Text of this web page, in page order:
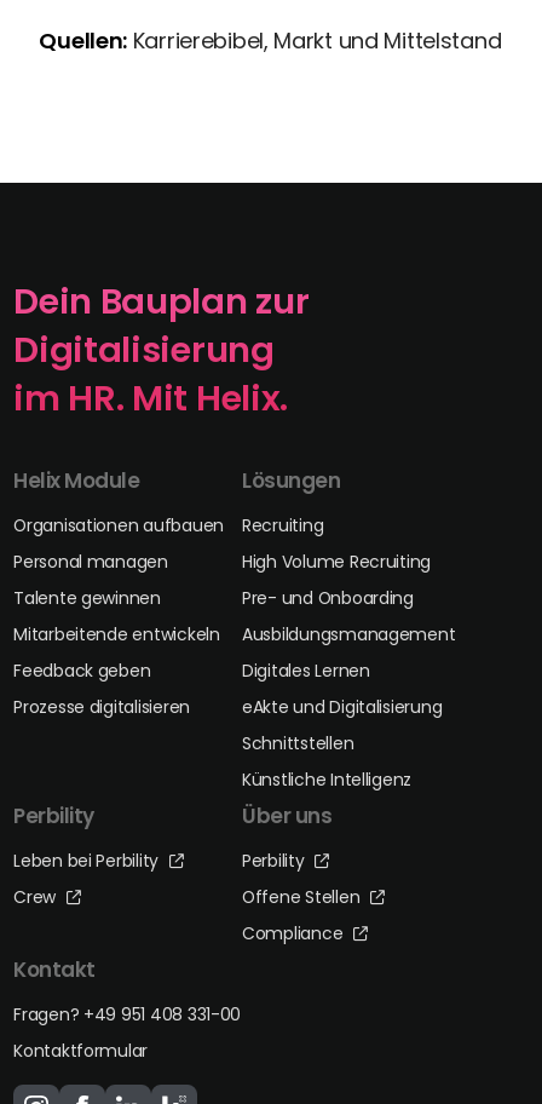
Quellen: Karrierebibel, Markt und Mittelstand
Dein Bauplan zur
Digitalisierung
im HR. Mit Helix.
Helix Module
Organisationen aufbauen
Personal managen
Talente gewinnen
Mitarbeitende entwickeln
Feedback geben
Prozesse digitalisieren
Lösungen
Recruiting
High Volume Recruiting
Pre- und Onboarding
Ausbildungsmanagement
Digitales Lernen
eAkte und Digitalisierung
Schnittstellen
Künstliche Intelligenz
Perbility
Leben bei Perbility
Crew
Über uns
Perbility
Offene Stellen
Compliance
Kontakt
Fragen? +49 951 408 331-00
Kontaktformular